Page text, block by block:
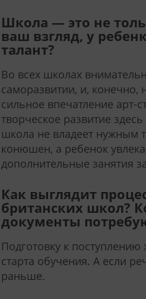
Школа — это не
ваш взгляд, у
талант?
Во всех школах
саморазвитии, и,
сильное впечатление
творческое развитие
школа не владеет нужным
конюшен, а ребенок
дополнительные занятия
Как выглядит
британских школ?
документы
Подготовку к
старта обучения. А если
раньше.